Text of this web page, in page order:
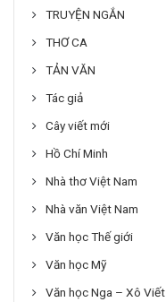
TRUYỆN NGẮN
THƠ CA
TẢN VĂN
Tác giả
Cây viết mới
Hồ Chí Minh
Nhà thơ Việt Nam
Nhà văn Việt Nam
Văn học Thế giới
Văn học Mỹ
Văn học Nga – Xô Viết